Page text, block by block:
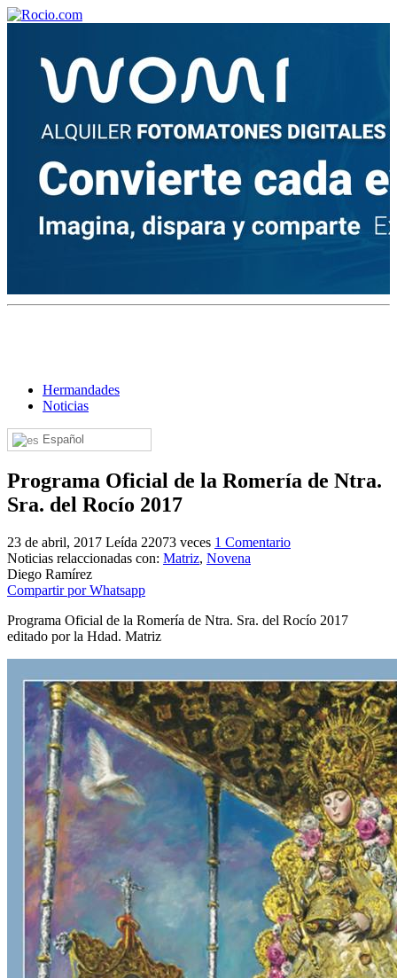
Hermandades
Noticias
Español
Programa Oficial de la Romería de Ntra.
Sra. del Rocío 2017
23 de abril, 2017 Leída 22073 veces 1 Comentario
Noticias relaccionadas con: Matriz, Novena
Diego Ramírez
Compartir por Whatsapp
Programa Oficial de la Romería de Ntra. Sra. del Rocío 2017
editado por la Hdad. Matriz
¡Bienvenido! Soy el asistente virtual de rocio.com.
¿En qué puedo ayudarte?
¿Cuándo se construyó la primera ermita?
El traslado cada siete años
¿Cuales son los actos principales que se celebran en el
Quiero hacer el camino,¿que tengo que hacer?